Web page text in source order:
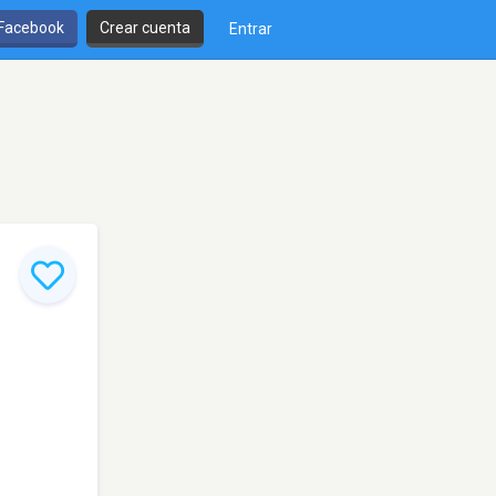
Crear cuenta Entrar